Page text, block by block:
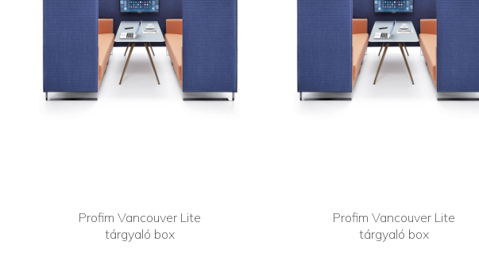
Profim Vancouver Lite
tárgyaló box
Profim Vancouver Lite
tárgyaló box